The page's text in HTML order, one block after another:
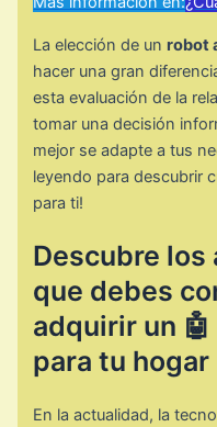
La elección de un robot
hacer una gran
esta evaluación de la
tomar una decisión
mejor se adapte a tus
leyendo para descubrir
para ti!
Descubre los
que debes
adquirir un
para tu hogar
En la actualidad, la